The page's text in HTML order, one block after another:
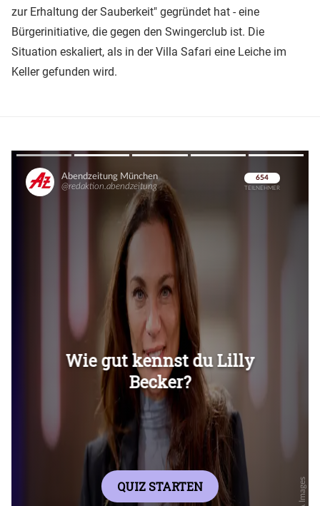
zur Erhaltung der Sauberkeit" gegründet hat - eine
Bürgerinitiative, die gegen den Swingerclub ist. Die
Situation eskaliert, als in der Villa Safari eine Leiche im
Keller gefunden wird.
Überspringen
Überspringen